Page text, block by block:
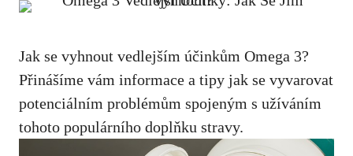
Jak⁤ se ‌vyhnout vedlejším účinkům Omega 3?
Přinášíme vám‌ informace⁣ a​ tipy jak se vyvarovat​
potenciálním problémům spojeným s užíváním
tohoto populárního ​doplňku stravy.